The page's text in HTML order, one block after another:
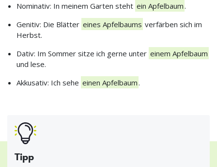
Nominativ: In meinem Garten steht ein Apfelbaum .
Genitiv: Die Blätter eines Apfelbaums verfärben sich im
Herbst.
Dativ: Im Sommer sitze ich gerne unter einem Apfelbaum
und lese.
Akkusativ: Ich sehe einen Apfelbaum .
Tipp